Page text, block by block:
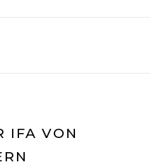
IFA VON